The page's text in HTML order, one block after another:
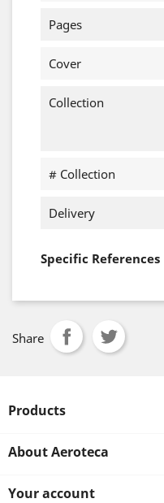
Pages
Cover
Collection
# Collection
Delivery
Specific References
Share
Products
About Aeroteca
Your account